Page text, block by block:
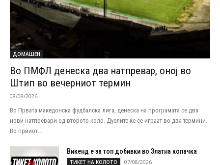
ДОМАШЕН
Во ПМФЛ денеска два натпревар, оној во
Штип во вечерниот термин
08/08/2026
Во Првата македонска фудбалска лига, денеска на програмата се два
нови натпревари од второто коло. Дуелите ќе се играат во два термини.
Во првиот...
Викенд е за топ добивки во Златна копачка
ТИКЕТ НА КОЛОТО 07/08/2026